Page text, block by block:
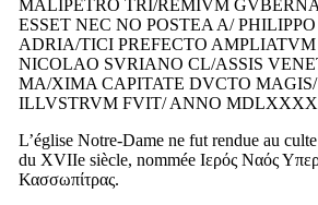
MALIPETRO TRI/REMIVM
ESSET NEC NO POSTEA A/
ADRIA/TICI PREFECTO
NICOLAO SVRIANO CL/ASSIS
MA/XIMA CAPITATE DVCTO
ILLVSTRVM FVIT/ ANNO
L’église Notre-Dame ne fut rendue au
du XVIIe siècle, nommée Ιερός Ναός
Κασσωπίτρας.